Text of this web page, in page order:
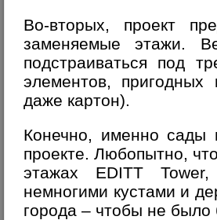
Во-вторых, проект
заменяемые этажи.
подстраиваться под
элементов,
даже картон).
Конечно, именно сады
проекте. Любопытно,
этажах EDITT
немногими кустами и
города – чтобы не было